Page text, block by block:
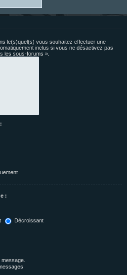
le(s)quel(s) vous souhaitez effectuer une
inclus si vous ne désactivez pas
les sous-forums ».
:
Décroissant
message.